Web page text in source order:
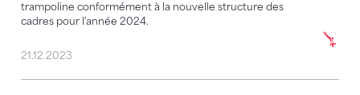
trampoline conformément à la nouvelle structure des
cadres pour l'année 2024.
21.12.2023